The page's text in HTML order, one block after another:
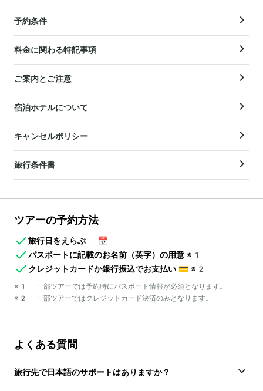
予約条件
料金に関わる特記事項
ご案内とご注意
宿泊ホテルについて
キャンセルポリシー
旅行条件書
ツアーの予約方法
旅行日をえらぶ
📅
パスポートに記載のお名前（英字）の用意 ※1
クレジットカードか銀行振込でお支払い 💳 ※2
※1 一部ツアーでは予約時にパスポート情報が必須となります。
※2 一部ツアーではクレジットカード決済のみとなります。
よくある質問
旅行先で日本語のサポートはありますか？